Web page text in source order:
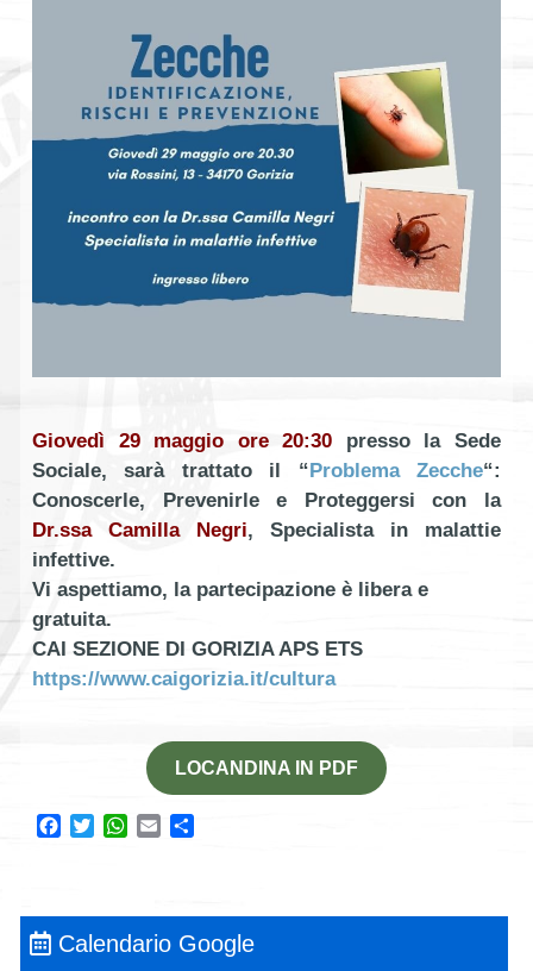
Giovedì 29 maggio ore 20:30 presso la Sede
Sociale, sarà trattato il “Problema Zecche“:
Conoscerle, Prevenirle e Proteggersi con la
Dr.ssa Camilla Negri, Specialista in malattie
infettive.
Vi aspettiamo, la partecipazione è libera e
gratuita.
CAI SEZIONE DI GORIZIA APS ETS
https://www.caigorizia.it/cultura
LOCANDINA IN PDF
Facebook
TwitterWhatsApp
Email
Calendario Google